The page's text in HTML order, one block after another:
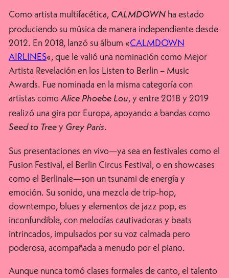
Como artista multifacética, CALMDOWNha estado
produciendo su música de manera independiente desde
2012. En 2018, lanzó su álbum «CALMDOWN
AIRLINES«, que le valió una nominación como Mejor
Artista Revelación en los Listen to Berlin – Music
Awards. Fue nominada en la misma categoría con
artistas comoAlice Phoebe Lou, y entre 2018 y 2019
realizó una gira por Europa, apoyando a bandas como
Seed to Treey Grey Paris.
Sus presentaciones en vivo—ya sea en festivales como el
Fusion Festival, el Berlin Circus Festival, o en showcases
como el Berlinale—son un tsunami de energía y
emoción. Su sonido, una mezcla de trip-hop,
downtempo, blues y elementos de jazz pop, es
inconfundible, con melodías cautivadoras y beats
intrincados, impulsados por su voz calmada pero
poderosa, acompañada a menudo por el piano.
Aunque nunca tomó clases formales de canto, el talento